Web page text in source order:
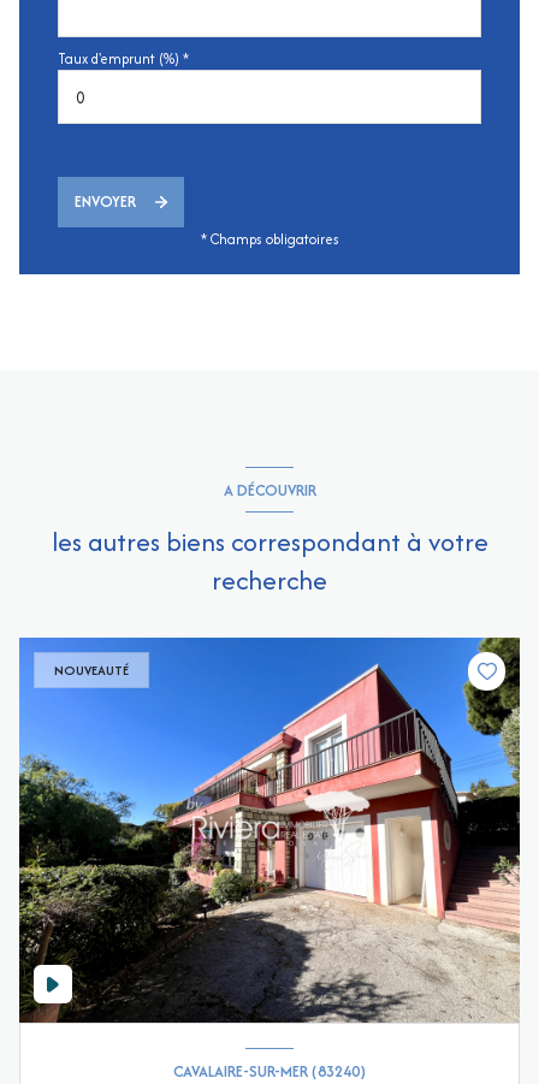
Taux d'emprunt (%) *
ENVOYER
* Champs obligatoires
A DÉCOUVRIR
les autres biens correspondant à votre
recherche
NOUVEAUTÉ
CAVALAIRE-SUR-MER (83240)